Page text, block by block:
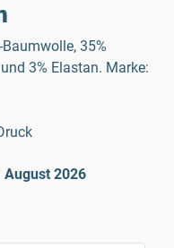
35%
3% Elastan. Marke:
August 2026